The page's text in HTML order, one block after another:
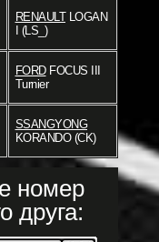
RENAULTLOGAN
I (LS_)
FORDFOCUS III
Turnier
SSANGYONG
KORANDO (CK)
номер
друга: